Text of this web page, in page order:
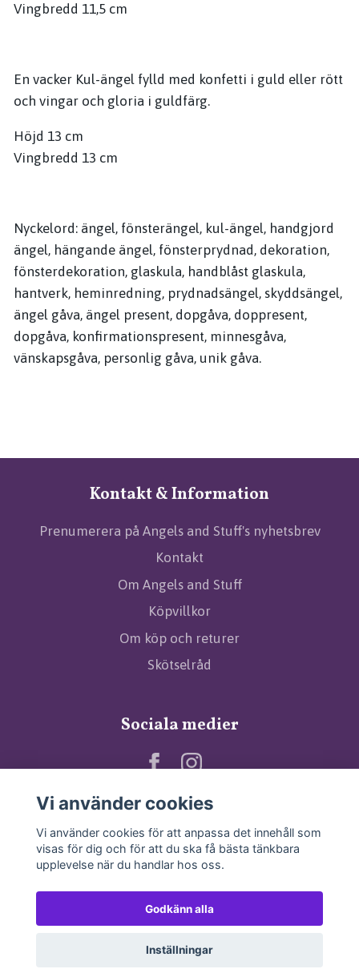
Vingbredd 11,5 cm
En vacker Kul-ängel fylld med konfetti i guld eller rött
och vingar och gloria i guldfärg.
Höjd 13 cm
Vingbredd 13 cm
Nyckelord: ängel, fönsterängel, kul-ängel, handgjord
ängel, hängande ängel, fönsterprydnad, dekoration,
fönsterdekoration, glaskula, handblåst glaskula,
hantverk, heminredning, prydnadsängel, skyddsängel,
ängel gåva, ängel present, dopgåva, doppresent,
dopgåva, konfirmationspresent, minnesgåva,
vänskapsgåva, personlig gåva, unik gåva.
Kontakt & Information
Prenumerera på Angels and Stuff's nyhetsbrev
Kontakt
Om Angels and Stuff
Köpvillkor
Om köp och returer
Skötselråd
Sociala medier
© 2026 Angels and Stuff–Powered by Quickbutik
Vi använder cookies
Vi använder cookies för att anpassa det innehåll som
visas för dig och för att du ska få bästa tänkbara
upplevelse när du handlar hos oss.
Godkänn alla
Inställningar